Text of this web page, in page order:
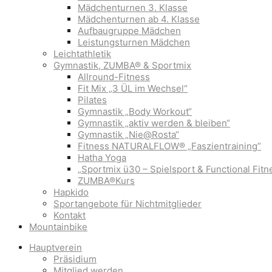
Mädchenturnen 3. Klasse
Mädchenturnen ab 4. Klasse
Aufbaugruppe Mädchen
Leistungsturnen Mädchen
Leichtathletik
Gymnastik, ZUMBA® & Sportmix
Allround-Fitness
Fit Mix „3 ÜL im Wechsel“
Pilates
Gymnastik „Body Workout“
Gymnastik „aktiv werden & bleiben“
Gymnastik „Nie@Rosta“
Fitness NATURALFLOW® „Faszientraining”
Hatha Yoga
„Sportmix ü30 – Spielsport & Functional
ZUMBA®Kurs
Hapkido
Sportangebote für Nichtmitglieder
Kontakt
Mountainbike
Hauptverein
Präsidium